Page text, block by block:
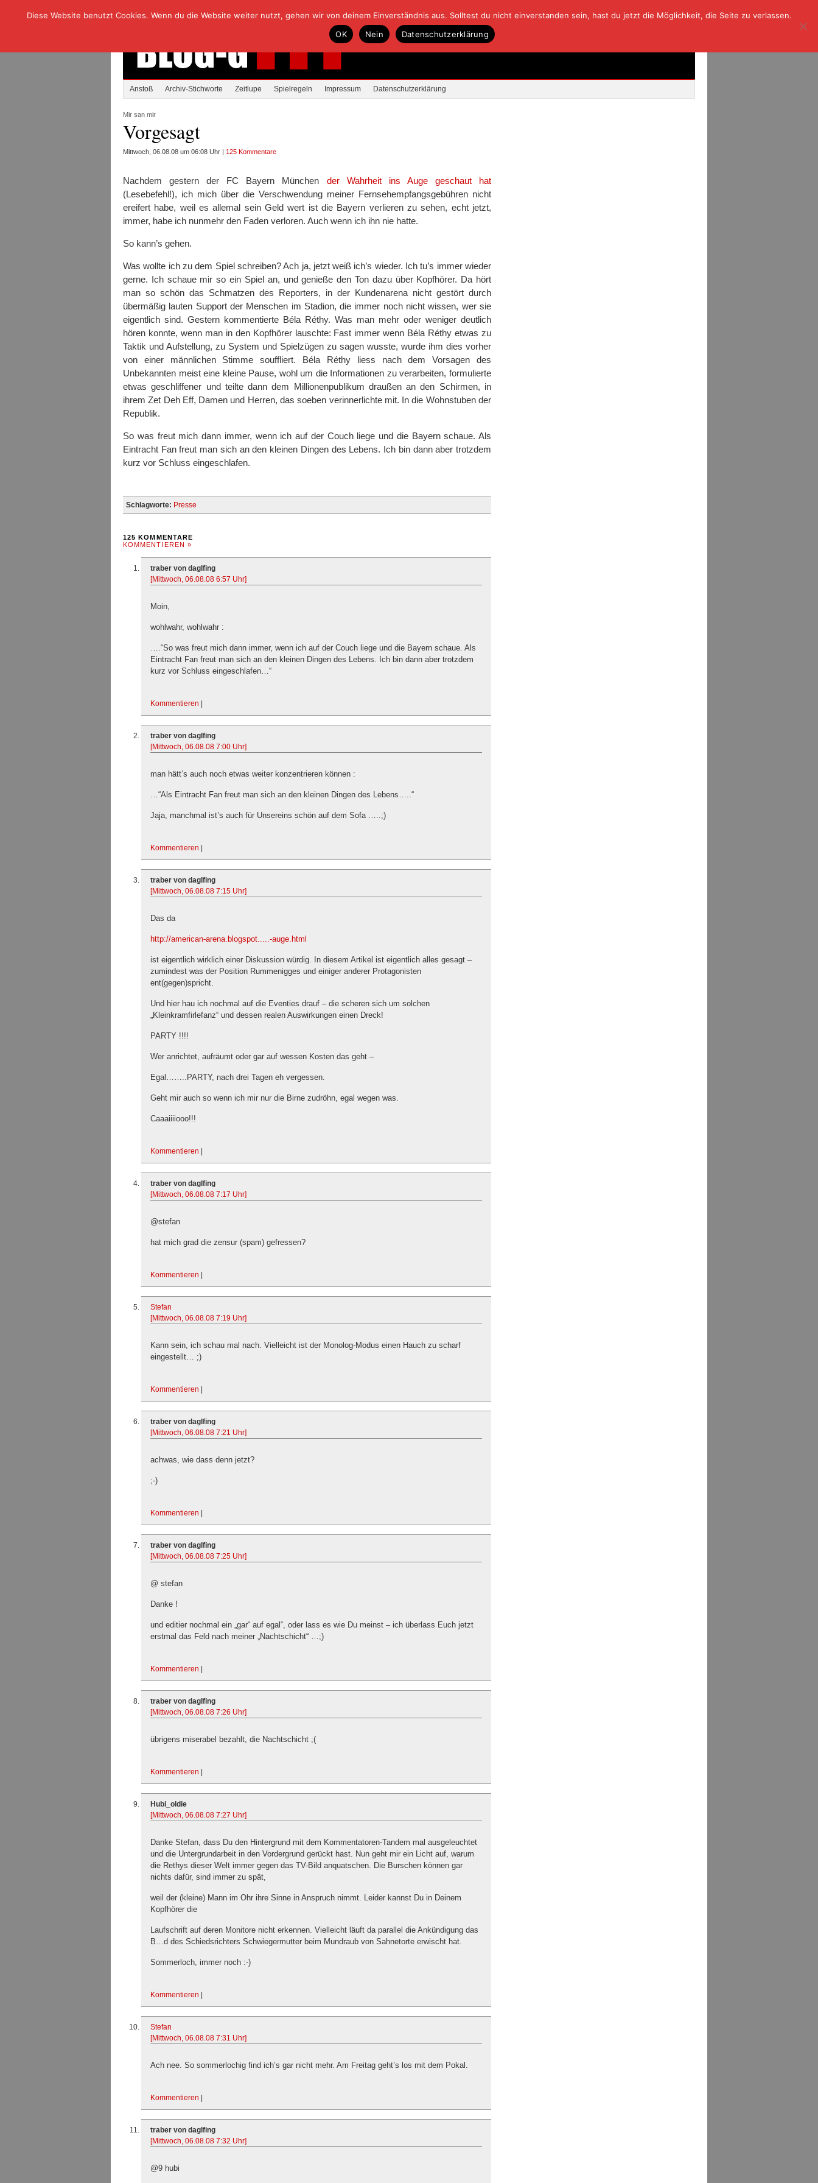
Anstoß Archiv-Stichworte Zeitlupe Spielregeln Impressum Datenschutzerklärung
Mir san mir
Vorgesagt
Mittwoch, 06.08.08 um 06:08 Uhr | 125 Kommentare
Nachdem gestern der FC Bayern München der Wahrheit ins Auge geschaut hat
(Lesebefehl!), ich mich über die Verschwendung meiner Fernsehempfangsgebühren nicht
ereifert habe, weil es allemal sein Geld wert ist die Bayern verlieren zu sehen, echt jetzt,
immer, habe ich nunmehr den Faden verloren. Auch wenn ich ihn nie hatte.
So kann’s gehen.
Was wollte ich zu dem Spiel schreiben? Ach ja, jetzt weiß ich’s wieder. Ich tu’s immer wieder
gerne. Ich schaue mir so ein Spiel an, und genieße den Ton dazu über Kopfhörer. Da hört
man so schön das Schmatzen des Reporters, in der Kundenarena nicht gestört durch
übermäßig lauten Support der Menschen im Stadion, die immer noch nicht wissen, wer sie
eigentlich sind. Gestern kommentierte Béla Réthy. Was man mehr oder weniger deutlich
hören konnte, wenn man in den Kopfhörer lauschte: Fast immer wenn Béla Réthy etwas zu
Taktik und Aufstellung, zu System und Spielzügen zu sagen wusste, wurde ihm dies vorher
von einer männlichen Stimme souffliert. Béla Réthy liess nach dem Vorsagen des
Unbekannten meist eine kleine Pause, wohl um die Informationen zu verarbeiten, formulierte
etwas geschliffener und teilte dann dem Millionenpublikum draußen an den Schirmen, in
ihrem Zet Deh Eff, Damen und Herren, das soeben verinnerlichte mit. In die Wohnstuben der
Republik.
So was freut mich dann immer, wenn ich auf der Couch liege und die Bayern schaue. Als
Eintracht Fan freut man sich an den kleinen Dingen des Lebens. Ich bin dann aber trotzdem
kurz vor Schluss eingeschlafen.
Schlagworte: Presse
125 KOMMENTARE
KOMMENTIEREN »
traber von daglfing
[Mittwoch, 06.08.08 6:57 Uhr]
Moin,
wohlwahr, wohlwahr :
….“So was freut mich dann immer, wenn ich auf der Couch liege und die Bayern schaue. Als
Eintracht Fan freut man sich an den kleinen Dingen des Lebens. Ich bin dann aber trotzdem
kurz vor Schluss eingeschlafen…“
Kommentieren
traber von daglfing
[Mittwoch, 06.08.08 7:00 Uhr]
man hätt’s auch noch etwas weiter konzentrieren können :
…“Als Eintracht Fan freut man sich an den kleinen Dingen des Lebens…..“
Jaja, manchmal ist’s auch für Unsereins schön auf dem Sofa …..;)
Kommentieren
traber von daglfing
[Mittwoch, 06.08.08 7:15 Uhr]
Das da
http://american-arena.blogspot.....-auge.html
ist eigentlich wirklich einer Diskussion würdig. In diesem Artikel ist eigentlich alles gesagt –
zumindest was der Position Rummenigges und einiger anderer Protagonisten
ent(gegen)spricht.
Und hier hau ich nochmal auf die Eventies drauf – die scheren sich um solchen
„Kleinkramfirlefanz“ und dessen realen Auswirkungen einen Dreck!
PARTY !!!!
Wer anrichtet, aufräumt oder gar auf wessen Kosten das geht –
Egal……..PARTY, nach drei Tagen eh vergessen.
Geht mir auch so wenn ich mir nur die Birne zudröhn, egal wegen was.
Caaaiiiiooo!!!
Kommentieren
traber von daglfing
[Mittwoch, 06.08.08 7:17 Uhr]
@stefan
hat mich grad die zensur (spam) gefressen?
Kommentieren
Stefan
[Mittwoch, 06.08.08 7:19 Uhr]
Kann sein, ich schau mal nach. Vielleicht ist der Monolog-Modus einen Hauch zu scharf
eingestellt… ;)
Kommentieren
traber von daglfing
[Mittwoch, 06.08.08 7:21 Uhr]
achwas, wie dass denn jetzt?
;-)
Kommentieren
traber von daglfing
[Mittwoch, 06.08.08 7:25 Uhr]
@ stefan
Danke !
und editier nochmal ein „gar“ auf egal“, oder lass es wie Du meinst – ich überlass Euch jetzt
erstmal das Feld nach meiner „Nachtschicht“ …;)
Kommentieren
traber von daglfing
[Mittwoch, 06.08.08 7:26 Uhr]
übrigens miserabel bezahlt, die Nachtschicht ;(
Kommentieren
Hubi_oldie
[Mittwoch, 06.08.08 7:27 Uhr]
Danke Stefan, dass Du den Hintergrund mit dem Kommentatoren-Tandem mal ausgeleuchtet
und die Untergrundarbeit in den Vordergrund gerückt hast. Nun geht mir ein Licht auf, warum
die Rethys dieser Welt immer gegen das TV-Bild anquatschen. Die Burschen können gar
nichts dafür, sind immer zu spät,
weil der (kleine) Mann im Ohr ihre Sinne in Anspruch nimmt. Leider kannst Du in Deinem
Kopfhörer die
Laufschrift auf deren Monitore nicht erkennen. Vielleicht läuft da parallel die Ankündigung das
B…d des Schiedsrichters Schwiegermutter beim Mundraub von Sahnetorte erwischt hat.
Sommerloch, immer noch :-)
Kommentieren
Stefan
[Mittwoch, 06.08.08 7:31 Uhr]
Ach nee. So sommerlochig find ich’s gar nicht mehr. Am Freitag geht’s los mit dem Pokal.
Kommentieren
traber von daglfing
[Mittwoch, 06.08.08 7:32 Uhr]
@9 hubi
Diese Website benutzt Cookies. Wenn du die Website weiter nutzt, gehen wir von deinem Einverständnis aus. Solltest du nicht einverstanden sein, hast du jetzt die Möglichkeit, die Seite zu verlassen.
OK
Nein Datenschutzerklärung